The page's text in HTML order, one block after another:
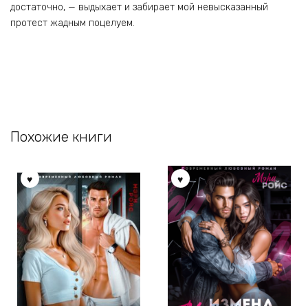
достаточно, — выдыхает и забирает мой невысказанный
протест жадным поцелуем.
Похожие книги